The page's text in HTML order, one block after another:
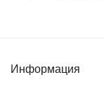
Информация